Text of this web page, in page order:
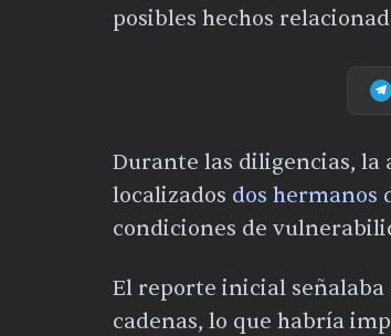
posibles hechos
Durante las diligencias,
localizados dos hermanos
condiciones de
El reporte inicial
cadenas, lo que habría